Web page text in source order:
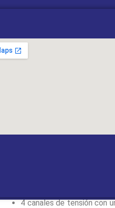
los datos más rápida para
crear automáticamente informes
MI 2892
4 canales de tensión con